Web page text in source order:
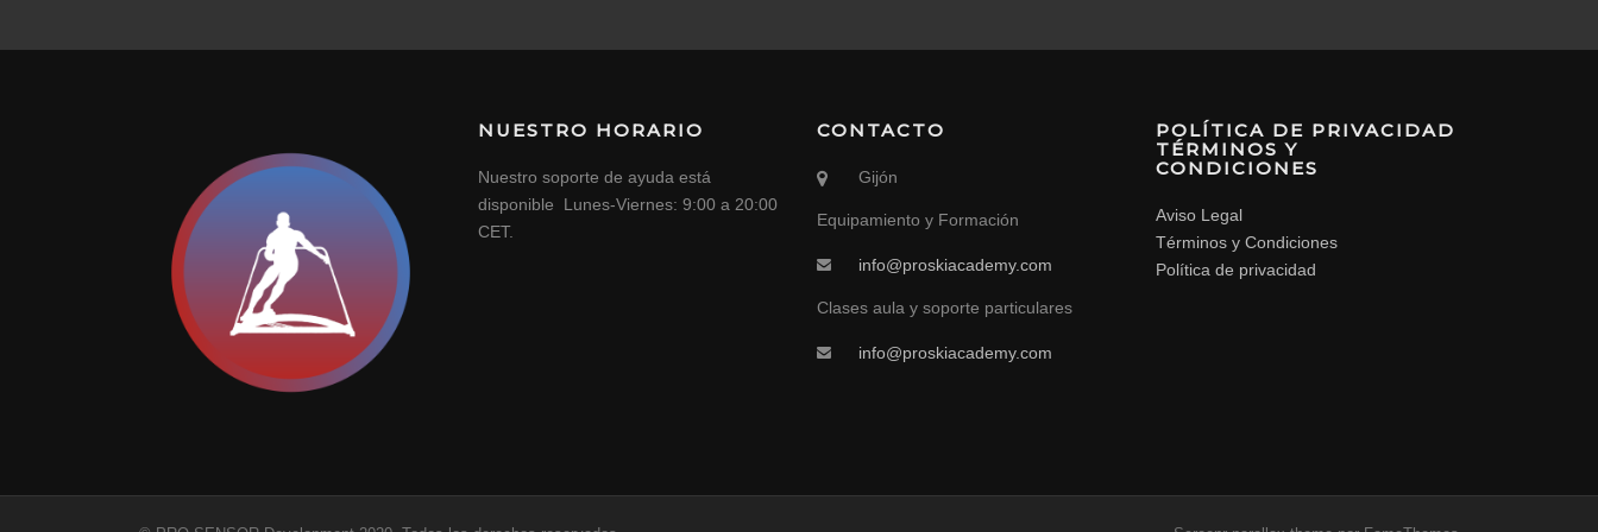
NUESTRO HORARIO
Nuestro soporte de ayuda está
disponible Lunes-Viernes: 9:00 a 20:00
CET.
CONTACTO
Gijón
Equipamiento y Formación
info@proskiacademy.com
Clases aula y soporte particulares
info@proskiacademy.com
POLÍTICA DE PRIVACIDAD
TÉRMINOS Y
CONDICIONES
Aviso Legal
Términos y Condiciones
Política de privacidad